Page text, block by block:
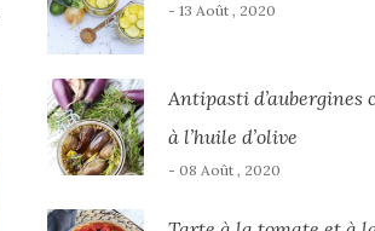
- 13 Août , 2020
Antipasti d’aubergines
à l’huile d’olive
- 08 Août , 2020